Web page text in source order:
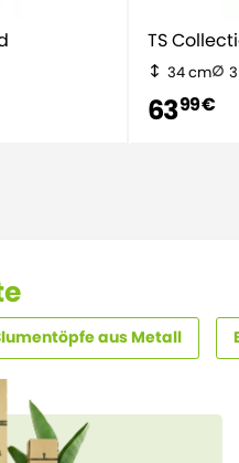
TS
34 cm
6399 €
aus Metall